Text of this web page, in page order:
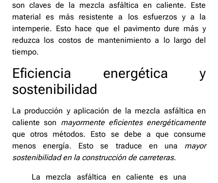
son claves de la mezcla asfáltica en caliente. Este
material es más resistente a los esfuerzos y a la
intemperie. Esto hace que el pavimento dure más y
reduzca los costos de mantenimiento a lo largo del
tiempo.
Eficiencia energética y
sostenibilidad
La producción y aplicación de la mezcla asfáltica en
caliente son mayormente eficientes energéticamente
que otros métodos. Esto se debe a que consume
menos energía. Esto se traduce en una mayor
sostenibilidad en la construcción de carreteras.
La mezcla asfáltica en caliente es una